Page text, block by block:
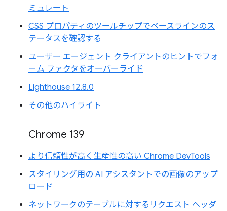
ミュレート
CSS プロパティのツールチップでベースラインのス
テータスを確認する
ユーザー エージェント クライアントのヒントでフォ
ーム ファクタをオーバーライド
Lighthouse 12.8.0
その他のハイライト
Chrome 139
より信頼性が高く生産性の高い Chrome DevTools
スタイリング用の AI アシスタントでの画像のアップ
ロード
ネットワークのテーブルに対するリクエスト ヘッダ